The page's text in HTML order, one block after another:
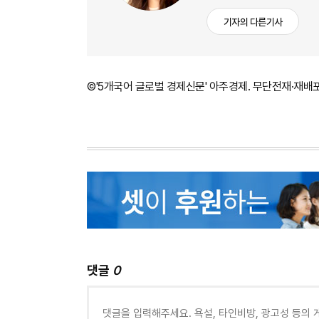
기자의 다른기사
©'5개국어 글로벌 경제신문' 아주경제. 무단전재·재배
댓글 0